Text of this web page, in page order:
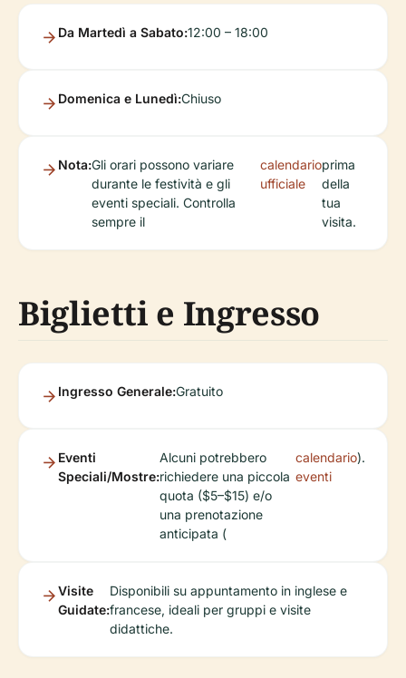
Da Martedì a Sabato:12:00 – 18:00
Domenica e Lunedì:Chiuso
Nota:Gli orari possono variare
durante le festività e gli
eventi speciali. Controlla
sempre il
calendario
ufficiale
prima
della
tua
visita.
Biglietti e Ingresso
Ingresso Generale:Gratuito
Eventi
Speciali/Mostre:
Alcuni potrebbero
richiedere una piccola
quota ($5–$15) e/o
una prenotazione
anticipata (
calendario
eventi
).
Visite
Guidate:
Disponibili su appuntamento in inglese e
francese, ideali per gruppi e visite
didattiche.